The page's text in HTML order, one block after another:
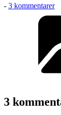
- 3 kommentarertil
3